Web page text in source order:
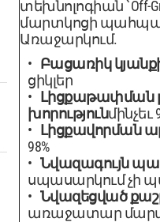
տեխնոլոգիան `Off-
մարտկոցի
Առաջարկում.
Բացառիկ
ցիկլեր
Լիցքաթափման
խորությունմինչեւ
Լիցքավորման
98%
Նվազագույն
սպասարկում չի
Նվազեցված
առաջատար